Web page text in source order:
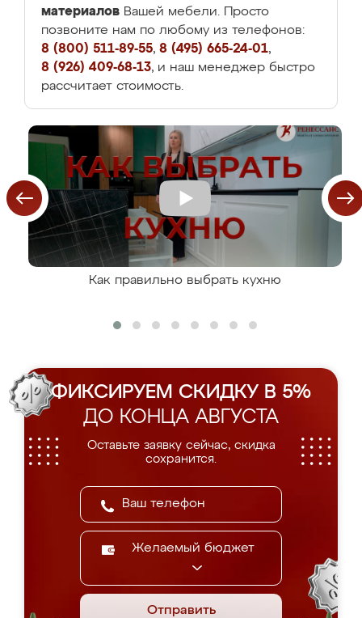
материалов Вашей мебели. Просто
позвоните нам по любому из телефонов:
8 (800) 511-89-55, 8 (495) 665-24-01,
8 (926) 409-68-13, и наш менеджер быстро
рассчитает стоимость.
Как правильно выбрать кухню
ФИКСИРУЕМ СКИДКУ В 5%
ДО КОНЦА АВГУСТА
Оставьте заявку сейчас, скидка
сохранится.
Желаемый бюджет
Отправить